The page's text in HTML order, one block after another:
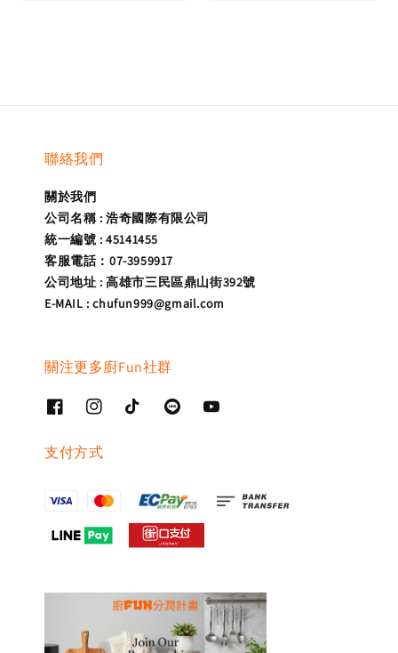
聯絡我們
關於我們
公司名稱 : 浩奇國際有限公司
統一編號 : 45141455
客服電話：07-3959917
公司地址 : 高雄市三民區鼎山街392號
E-MAIL : chufun999@gmail.com
關注更多廚Fun社群
支付方式